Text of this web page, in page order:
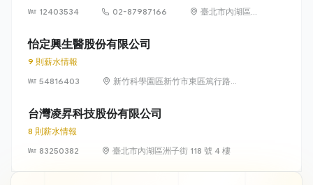
12403534
02-87987166
臺北市內湖區瑞
怡定興生醫股份有限公司
9 則薪水情報
54816403
新竹科學園區新竹市東區篤行路6
台灣凌昇科技股份有限公司
8 則薪水情報
83250382
臺北市內湖區洲子街 118 號 4 樓